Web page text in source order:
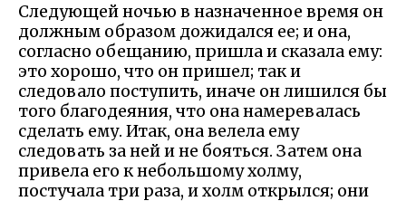
Следующей ночью в назначенное время он
должным образом дожидался ее; и она,
согласно обещанию, пришла и сказала ему:
это хорошо, что он пришел; так и
следовало поступить, иначе он лишился бы
того благодеяния, что она намеревалась
сделать ему. Итак, она велела ему
следовать за ней и не бояться. Затем она
привела его к небольшому холму,
постучала три раза, и холм открылся; они